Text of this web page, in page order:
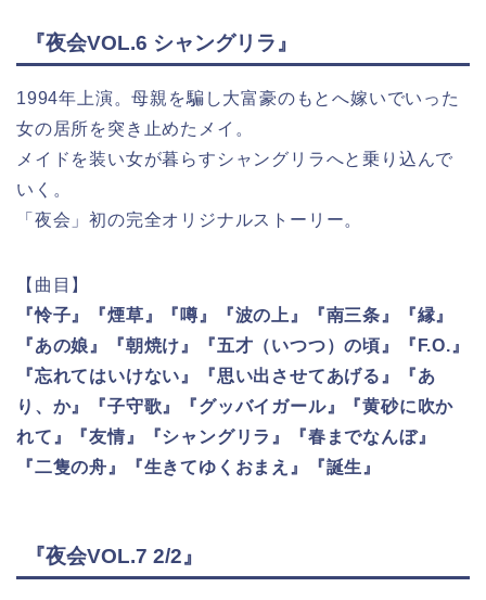
『夜会VOL.6 シャングリラ』
1994年上演。母親を騙し大富豪のもとへ嫁いでいった
女の居所を突き止めたメイ。
メイドを装い女が暮らすシャングリラへと乗り込んで
いく。
「夜会」初の完全オリジナルストーリー。
【曲目】
『怜子』『煙草』『噂』『波の上』『南三条』『縁』
『あの娘』『朝焼け』『五才（いつつ）の頃』『F.O.』
『忘れてはいけない』『思い出させてあげる』『あ
り、か』『子守歌』『グッバイガール』『黄砂に吹か
れて』『友情』『シャングリラ』『春までなんぼ』
『二隻の舟』『生きてゆくおまえ』『誕生』
『夜会VOL.7 2/2』